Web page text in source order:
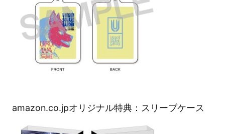
amazon.co.jpオリジナル特典：スリーブケース